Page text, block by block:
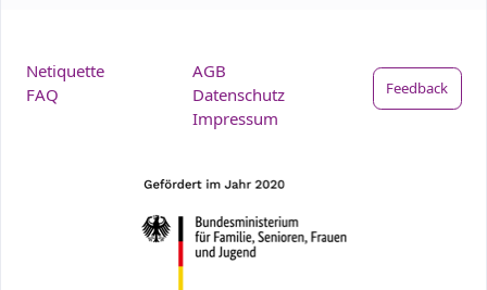
Netiquette
FAQ
AGB
Datenschutz
Impressum
Feedback